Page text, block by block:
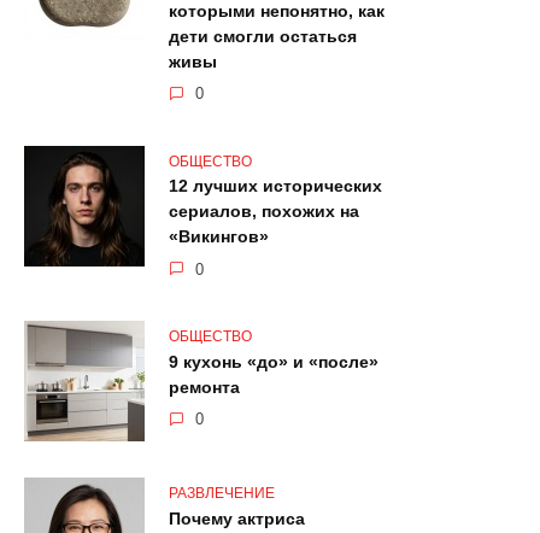
которыми непонятно, как
дети смогли остаться
живы
0
ОБЩЕСТВО
12 лучших исторических
сериалов, похожих на
«Викингов»
0
ОБЩЕСТВО
9 кухонь «до» и «после»
ремонта
0
РАЗВЛЕЧЕНИЕ
Почему актриса